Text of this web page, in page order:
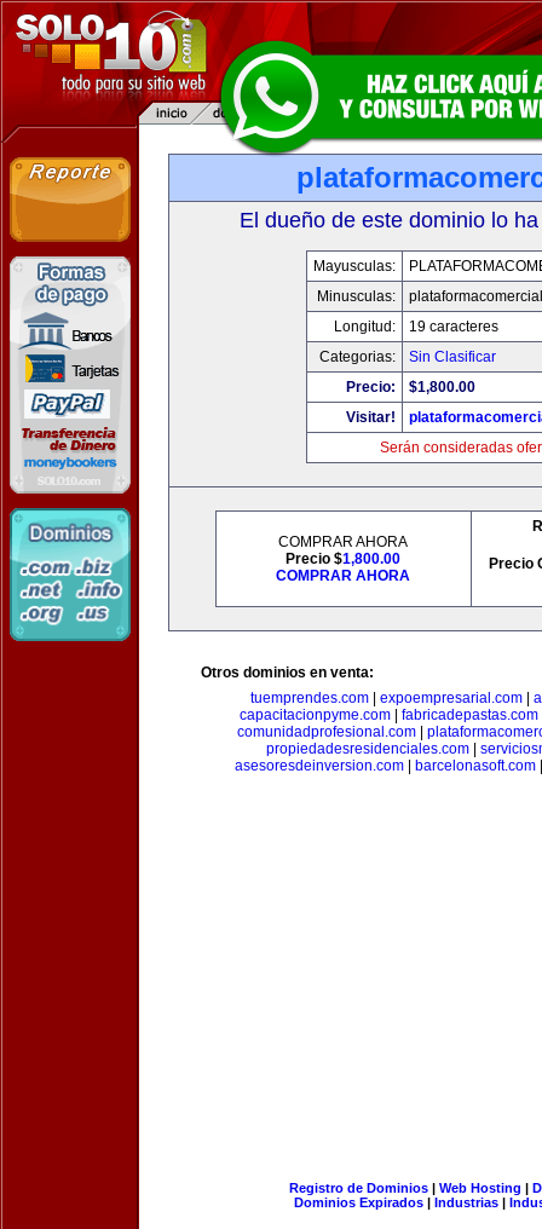
El dueño de este dominio lo
Mayusculas:
Minusculas:
Longitud:
19 caracteres
Categorias:
Sin Clasificar
Precio:
$1,800.00
Visitar!
Serán consideradas
COMPRAR AHORA
Precio $1,800.00
COMPRAR AHORA
Precio
Otros dominios en venta:
tuemprendes.com
expoempresarial.com
capacitacionpyme.com
fabricadepastas.com
comunidadprofesional.com|
propiedadesresidenciales.com
asesoresdeinversion.com
barcelonasoft.com
Registro de Dominios| Web Hosting |
Dominios Expirados | Industrias |